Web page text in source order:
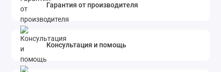
Гарантия от производителя
Консультация и помощь